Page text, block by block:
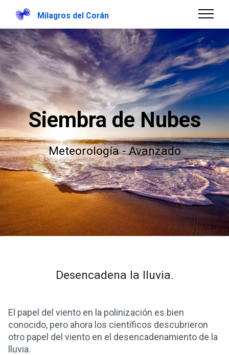
Milagros del Corán
Siembra de Nubes
Meteorología - Avanzado
Desencadena la lluvia.
El papel del viento en la polinización es bien
conocido, pero ahora los científicos descubrieron
otro papel del viento en el desencadenamiento de la
lluvia.